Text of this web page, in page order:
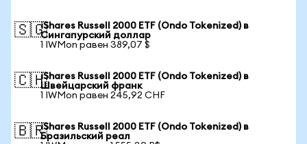
🇸🇬iShares Russell 2000 ETF (Ondo Tokenized) в
Сингапурский доллар
1 IWMon равен 389,07 $
🇨🇭iShares Russell 2000 ETF (Ondo Tokenized) в
Швейцарский франк
1 IWMon равен 245,92 CHF
🇧🇷iShares Russell 2000 ETF (Ondo Tokenized) в
Бразильский реал